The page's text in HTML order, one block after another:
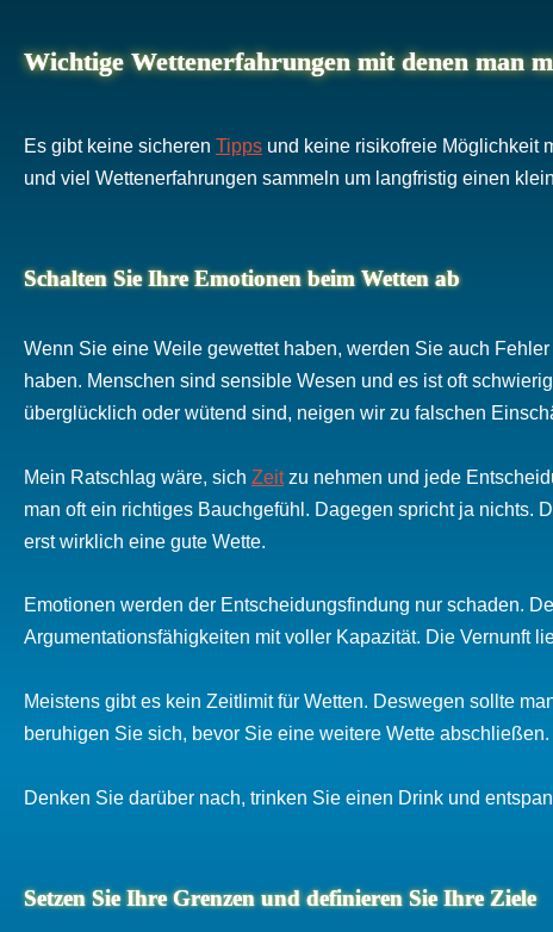
Wichtige Wettenerfahrungen mit denen man
Es gibt keine sicheren Tipps und keine risikofreie Möglichkeit
und viel Wettenerfahrungen sammeln um langfristig einen
Schalten Sie Ihre Emotionen beim Wetten ab
Wenn Sie eine Weile gewettet haben, werden Sie auch
haben. Menschen sind sensible Wesen und es ist oft
überglücklich oder wütend sind, neigen wir zu falschen
Mein Ratschlag wäre, sich Zeitzu nehmen und jede
man oft ein richtiges Bauchgefühl. Dagegen spricht ja nichts.
erst wirklich eine gute Wette.
Emotionen werden der Entscheidungsfindung nur schaden.
Argumentationsfähigkeiten mit voller Kapazität. Die Vernunft
Meistens gibt es kein Zeitlimit für Wetten. Deswegen sollte
beruhigen Sie sich, bevor Sie eine weitere Wette abschließen.
Denken Sie darüber nach, trinken Sie einen Drink und
Setzen Sie Ihre Grenzen und definieren Sie Ihre Ziele